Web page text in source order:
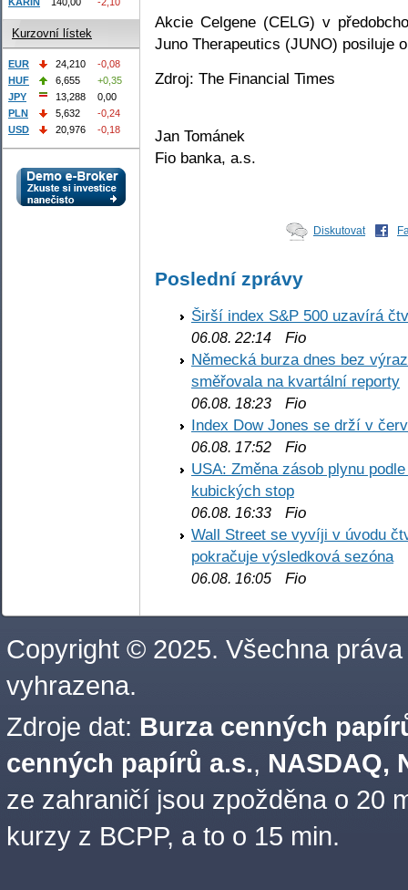
Akcie Celgene (CELG) v
Juno Therapeutics (JUNO) posiluje
Zdroj: The Financial Times
Jan Tománek
Fio banka, a.s.
Diskutovat
Poslední zprávy
Širší index S&P 500 uzavírá
06.08. 22:14 Fio
Německá burza dnes bez
směřovala na kvartální reporty
06.08. 18:23 Fio
Index Dow Jones se drží v
06.08. 17:52 Fio
USA: Změna zásob plynu
kubických stop
06.08. 16:33 Fio
Wall Street se vyvíji v úvodu
pokračuje výsledková sezóna
06.08. 16:05 Fio
Kurzovní lístek
EUR 24,210
-0,08
HUF
6,655
+0,35
JPY
13,288
0,00
PLN
5,632
-0,24
USD
20,976 -0,18
Copyright © 2025. Všechna práva
vyhrazena.
Zdroje dat: Burza cenných
cenných papírů a.s., NASDAQ,
ze zahraničí jsou zpožděna o 20
kurzy z BCPP, a to o 15 min.